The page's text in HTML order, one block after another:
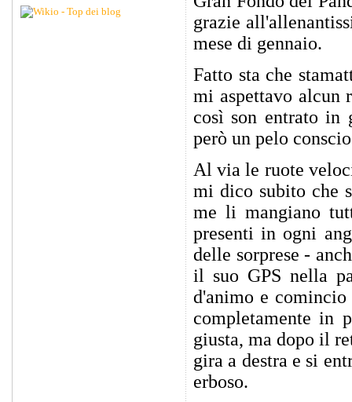
grazie
mese di gennaio.
Fatto sta che
mi aspettavo alcun
così son entrato
però un pelo
Al via le ruote
mi dico subito che
me li mangiano
presenti in ogni
delle sorprese -
il suo GPS nella
d'animo e comincio
completamente in
giusta, ma dopo il
gira a destra e si
erboso.